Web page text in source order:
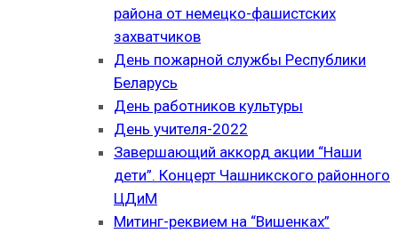
района от немецко-фашистских
захватчиков
День пожарной службы Республики
Беларусь
День работников культуры
День учителя-2022
Завершающий аккорд акции “Наши
дети”. Концерт Чашникского районного
ЦДиМ
Митинг-реквием на “Вишенках”